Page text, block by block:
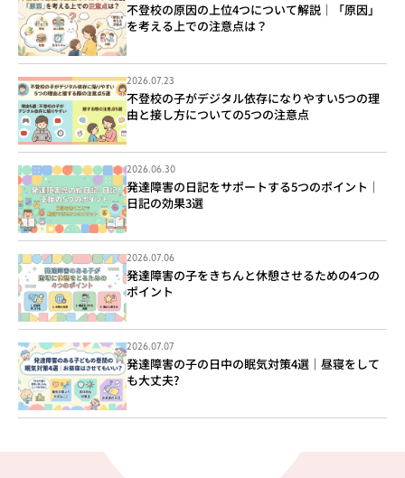
不登校の原因の上位4つについて解説｜「原因」
を考える上での注意点は？
2026.07.23
不登校の子がデジタル依存になりやすい5つの理
由と接し方についての5つの注意点
2026.06.30
発達障害の日記をサポートする5つのポイント｜
日記の効果3選
2026.07.06
発達障害の子をきちんと休憩させるための4つの
ポイント
2026.07.07
発達障害の子の日中の眠気対策4選｜昼寝をして
も大丈夫?